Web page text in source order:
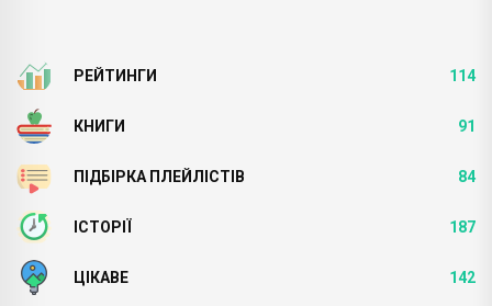
РЕЙТИНГИ 114
КНИГИ 91
ПІДБІРКА ПЛЕЙЛІСТІВ 84
ІСТОРІЇ 187
ЦІКАВЕ 142